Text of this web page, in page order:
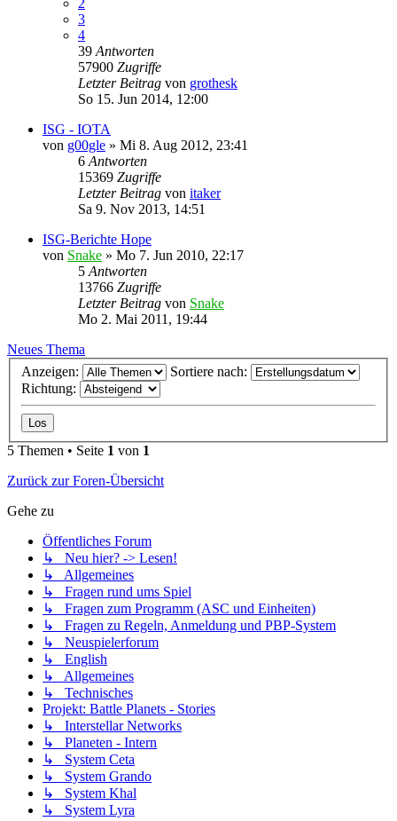
3
4
39 Antworten
57900 Zugriffe
Letzter Beitrag von grothesk
So 15. Jun 2014, 12:00
ISG - IOTA
von g00gle » Mi 8. Aug 2012, 23:41
6 Antworten
15369 Zugriffe
Letzter Beitrag von itaker
Sa 9. Nov 2013, 14:51
ISG-Berichte Hope
von Snake » Mo 7. Jun 2010, 22:17
5 Antworten
13766 Zugriffe
Letzter Beitrag von Snake
Mo 2. Mai 2011, 19:44
Neues Thema
Anzeigen:
Sortiere nach:
Richtung:
5 Themen • Seite 1 von 1
Zurück zur Foren-Übersicht
Gehe zu
Öffentliches Forum
↳ Neu hier? -> Lesen!
↳ Allgemeines
↳ Fragen rund ums Spiel
↳ Fragen zum Programm (ASC und Einheiten)
↳ Fragen zu Regeln, Anmeldung und PBP-System
↳ Neuspielerforum
↳ English
↳ Allgemeines
↳ Technisches
Projekt: Battle Planets - Stories
↳ Interstellar Networks
↳ Planeten - Intern
↳ System Ceta
↳ System Grando
↳ System Khal
↳ System Lyra